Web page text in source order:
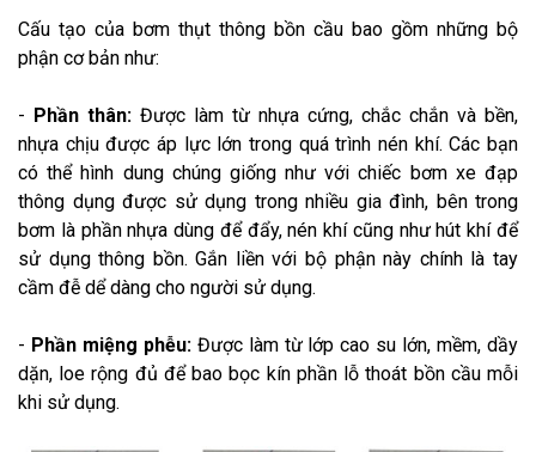
Cấu tạo của bơm thụt thông bồn cầu bao gồm những bộ
phận cơ bản như:
- Phần thân: Được làm từ nhựa cứng, chắc chắn và bền,
nhựa chịu được áp lực lớn trong quá trình nén khí. Các bạn
có thể hình dung chúng giống như với chiếc bơm xe đạp
thông dụng được sử dụng trong nhiều gia đình, bên trong
bơm là phần nhựa dùng để đẩy, nén khí cũng như hút khí để
sử dụng thông bồn. Gắn liền với bộ phận này chính là tay
cầm đễ dể dàng cho người sử dụng.
- Phần miệng phễu:Được làm từ lớp cao su lớn, mềm, dầy
dặn, loe rộng đủ để bao bọc kín phần lỗ thoát bồn cầu mỗi
khi sử dụng.